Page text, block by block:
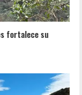
fortalece su